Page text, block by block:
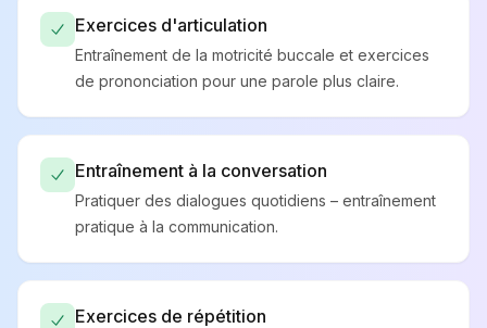
Exercices d'articulation
Entraînement de la motricité buccale et exercices
de prononciation pour une parole plus claire.
Entraînement à la conversation
Pratiquer des dialogues quotidiens – entraînement
pratique à la communication.
Exercices de répétition